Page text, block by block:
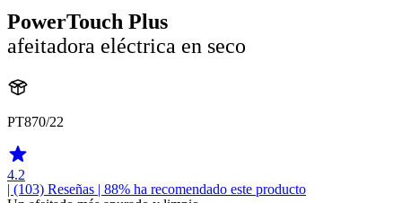
PowerTouch Plus
afeitadora eléctrica en seco
PT870/22
4.2
| (103) Reseñas | 88% ha recomendado este producto